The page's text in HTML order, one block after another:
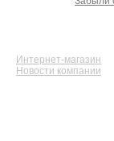
Интернет-магазин
Новости компании